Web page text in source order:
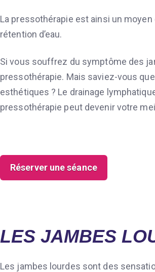
La pressothérapie est ainsi un
rétention d’eau.
Si vous souffrez du symptôme des
pressothérapie. Mais saviez-vous
esthétiques ? Le drainage
pressothérapie peut devenir votre
Réserver une séance
LES JAMBES
Les jambes lourdes sont des